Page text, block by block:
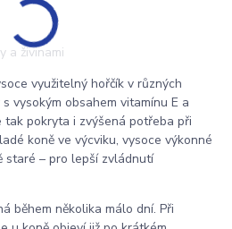
a živinami
využitelný hořčík v různých
vysokým obsahem vitamínu E a
tak pokryta i zvýšená potřeba při
koně ve výcviku, vysoce výkonné
staré – pro lepší zvládnutí
během několika málo dní. Při